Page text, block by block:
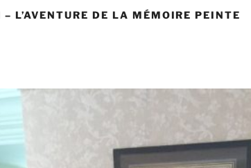
L’AVENTURE DE LA MÉMOIRE PEINTE